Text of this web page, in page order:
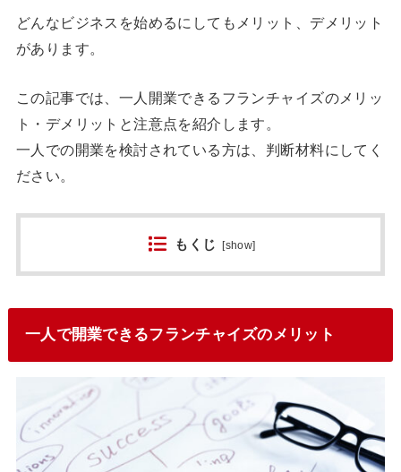
どんなビジネスを始めるにしてもメリット、デメリット
があります。
この記事では、一人開業できるフランチャイズのメリッ
ト・デメリットと注意点を紹介します。
一人での開業を検討されている方は、判断材料にしてく
ださい。
もくじ [show]
一人で開業できるフランチャイズのメリット